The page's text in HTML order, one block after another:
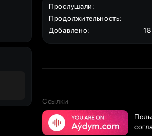
Прослушали:
Продолжительность:
Добавлено:
Ссылки